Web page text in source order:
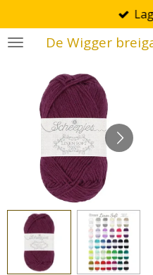
direct
naar
hoofdinhoud
De Wigger